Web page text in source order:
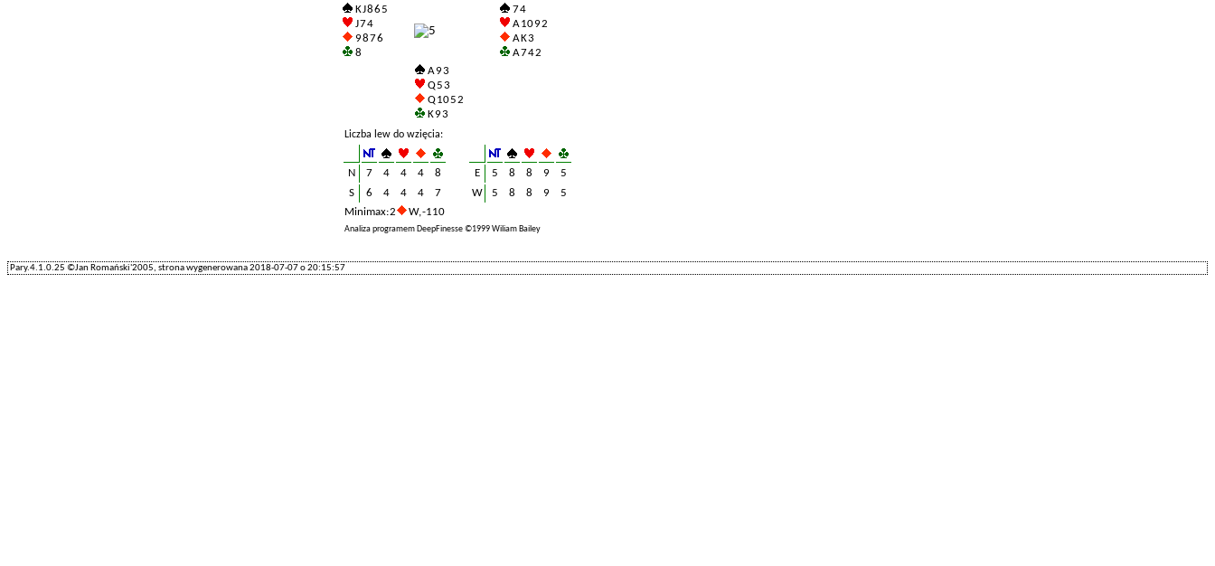
K J 8 6 5
J 7 4
9 8 7 6
8
7 4
A 10 9 2
A K 3
A 7 4 2
A 9 3
Q 5 3
Q 10 5 2
K 9 3
Liczba lew do wzięcia:
N 7 4 4 4 8 E 5 8 8 9
5
S
6 4 4 4 7 W 5 8 8 9
5
Minimax: 2
W, -110
Analiza programem DeepFinesse ©1999 Wiliam Bailey
Pary.4.1.0.25 ©Jan Romański'2005, strona wygenerowana 2018-07-07 o 20:15:57